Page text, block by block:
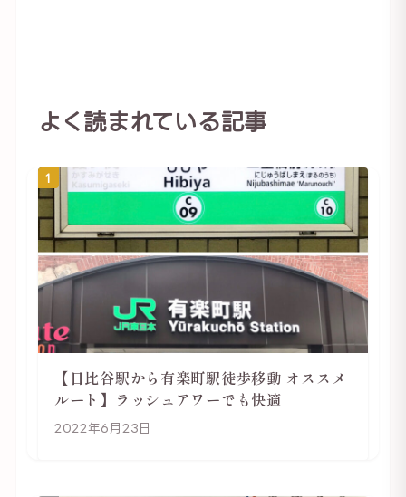
よく読まれている記事
1
【日比谷駅から有楽町駅徒歩移動 オススメ
ルート】ラッシュアワーでも快適
2022年6月23日